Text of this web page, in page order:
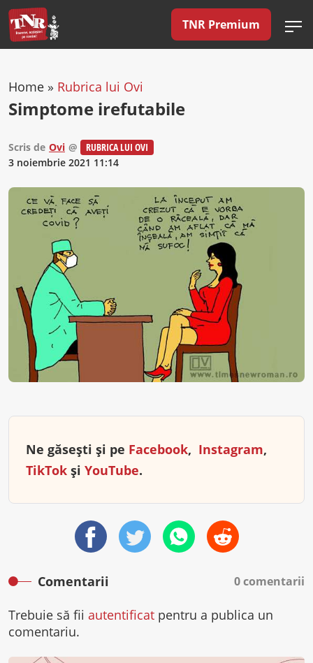
TNR Premium
Home » Rubrica lui Ovi
Simptome irefutabile
Scris de Ovi @
RUBRICA LUI OVI
3 noiembrie 2021 11:14
Ne găsești și pe Facebook, Instagram,
TikTok și YouTube.
Comentarii 0 comentarii
Trebuie să fii autentificat pentru a publica un
comentariu.